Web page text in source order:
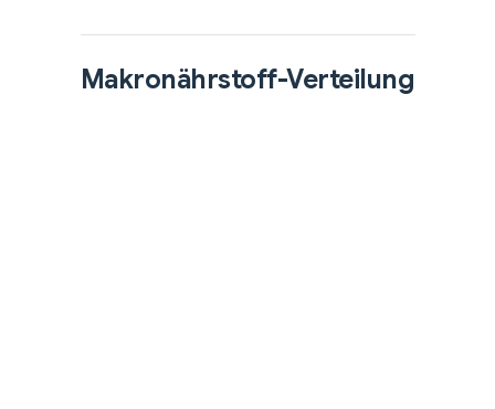
Makronährstoff-Verteilung